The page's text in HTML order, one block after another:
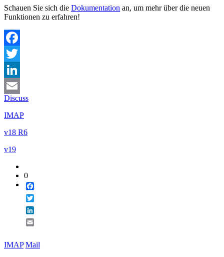
Schauen Sie sich die Dokumentation an, um mehr über die neuen
Funktionen zu erfahren!
Facebook
Twitter
LinkedIn
Email
Discuss
IMAP
v18 R6
v19
0
IMAP Mail